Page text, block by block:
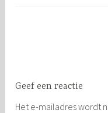
Geef een reactie
Het e-mailadres wordt